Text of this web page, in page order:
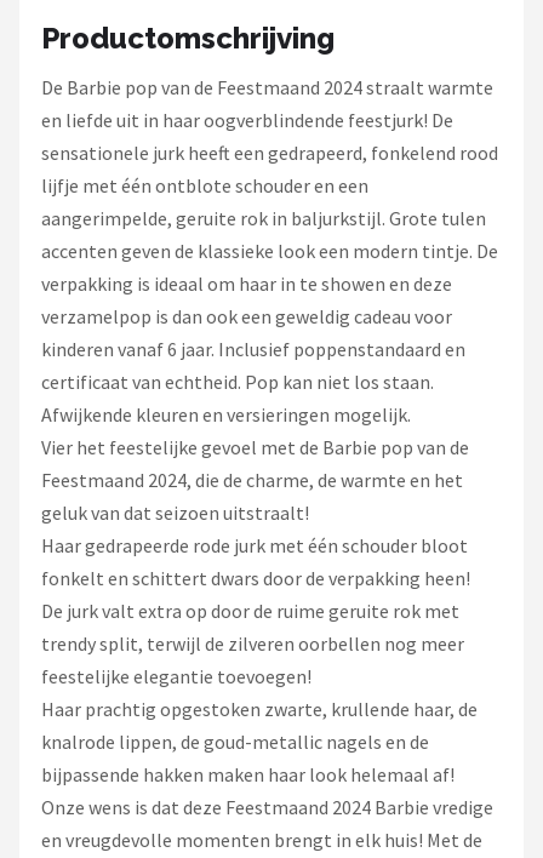
Productomschrijving
De Barbie pop van de Feestmaand 2024 straalt warmte
en liefde uit in haar oogverblindende feestjurk! De
sensationele jurk heeft een gedrapeerd, fonkelend rood
lijfje met één ontblote schouder en een
aangerimpelde, geruite rok in baljurkstijl. Grote tulen
accenten geven de klassieke look een modern tintje. De
verpakking is ideaal om haar in te showen en deze
verzamelpop is dan ook een geweldig cadeau voor
kinderen vanaf 6 jaar. Inclusief poppenstandaard en
certificaat van echtheid. Pop kan niet los staan.
Afwijkende kleuren en versieringen mogelijk.
Vier het feestelijke gevoel met de Barbie pop van de
Feestmaand 2024, die de charme, de warmte en het
geluk van dat seizoen uitstraalt!
Haar gedrapeerde rode jurk met één schouder bloot
fonkelt en schittert dwars door de verpakking heen!
De jurk valt extra op door de ruime geruite rok met
trendy split, terwijl de zilveren oorbellen nog meer
feestelijke elegantie toevoegen!
Haar prachtig opgestoken zwarte, krullende haar, de
knalrode lippen, de goud-metallic nagels en de
bijpassende hakken maken haar look helemaal af!
Onze wens is dat deze Feestmaand 2024 Barbie vredige
en vreugdevolle momenten brengt in elk huis! Met de